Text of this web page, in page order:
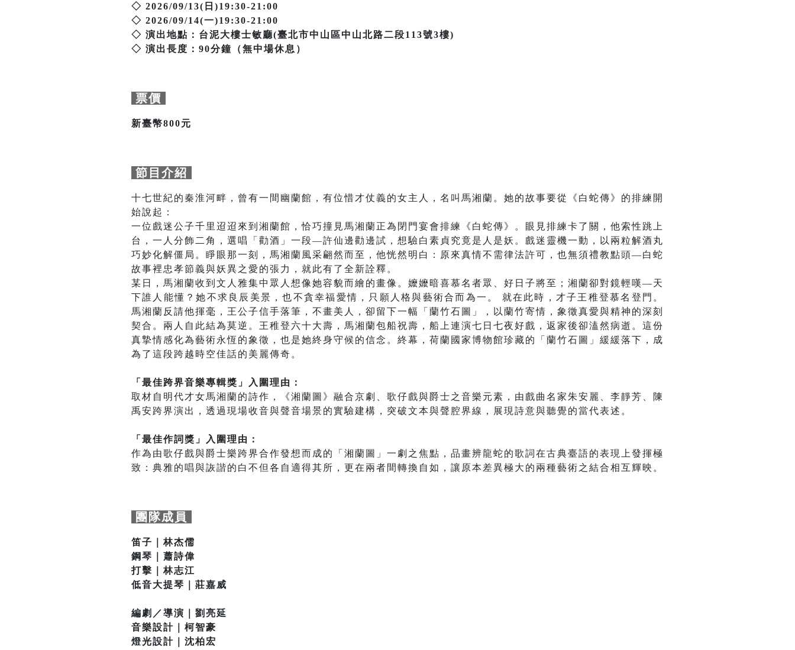
◇ 2026/09/13(日)19:30-21:00
◇ 2026/09/14(一)19:30-21:00
◇ 演出地點：台泥大樓士敏廳(臺北市中山區中山北路二段113號3樓)
◇ 演出長度：90分鐘（無中場休息）
票價
新臺幣800元
節目介紹
十七世紀的秦淮河畔，曾有一間幽蘭館，有位惜才仗義的女主人，名叫馬湘蘭。她的故事要從《白蛇傳》的排練開
始說起：
一位戲迷公子千里迢迢來到湘蘭館，恰巧撞見馬湘蘭正為閉門宴會排練《白蛇傳》。眼見排練卡了關，他索性跳上
台，一人分飾二角，選唱「勸酒」一段—許仙邊勸邊試，想驗白素貞究竟是人是妖。戲迷靈機一動，以兩粒解酒丸
巧妙化解僵局。睜眼那一刻，馬湘蘭風采翩然而至，他恍然明白：原來真情不需律法許可，也無須禮教點頭—白蛇
故事裡忠孝節義與妖異之愛的張力，就此有了全新詮釋。
某日，馬湘蘭收到文人雅集中眾人想像她容貌而繪的畫像。嬤嬤暗喜慕名者眾、好日子將至；湘蘭卻對鏡輕嘆—天
下誰人能懂？她不求良辰美景，也不貪幸福愛情，只願人格與藝術合而為一。 就在此時，才子王稚登慕名登門。
馬湘蘭反請他揮毫，王公子信手落筆，不畫美人，卻留下一幅「蘭竹石圖」，以蘭竹寄情，象徵真愛與精神的深刻
契合。兩人自此結為莫逆。王稚登六十大壽，馬湘蘭包船祝壽，船上連演七日七夜好戲，返家後卻溘然病逝。這份
真摯情感化為藝術永恆的象徵，也是她終身守候的信念。終幕，荷蘭國家博物館珍藏的「蘭竹石圖」緩緩落下，成
為了這段跨越時空佳話的美麗傳奇。
「最佳跨界音樂專輯獎」入圍理由：
取材自明代才女馬湘蘭的詩作，《湘蘭圖》融合京劇、歌仔戲與爵士之音樂元素，由戲曲名家朱安麗、李靜芳、陳
禹安跨界演出，透過現場收音與聲音場景的實驗建構，突破文本與聲腔界線，展現詩意與聽覺的當代表述。
「最佳作詞獎」入圍理由：
作為由歌仔戲與爵士樂跨界合作發想而成的「湘蘭圖」一劇之焦點，品畫辨龍蛇的歌詞在古典臺語的表現上發揮極
致：典雅的唱與詼諧的白不但各自適得其所，更在兩者間轉換自如，讓原本差異極大的兩種藝術之結合相互輝映。
團隊成員
笛子｜林杰儒
鋼琴｜蕭詩偉
打擊｜林志江
低音大提琴｜莊嘉威
編劇／導演｜劉亮延
音樂設計｜柯智豪
燈光設計｜沈柏宏